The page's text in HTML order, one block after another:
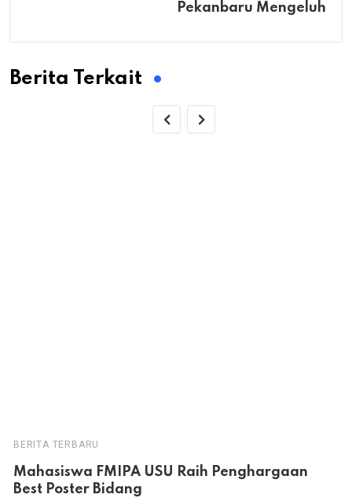
Pekanbaru Mengeluh
Berita Terkait
BERITA TERBARU
Mahasiswa FMIPA USU Raih Penghargaan
Best Poster Bidang